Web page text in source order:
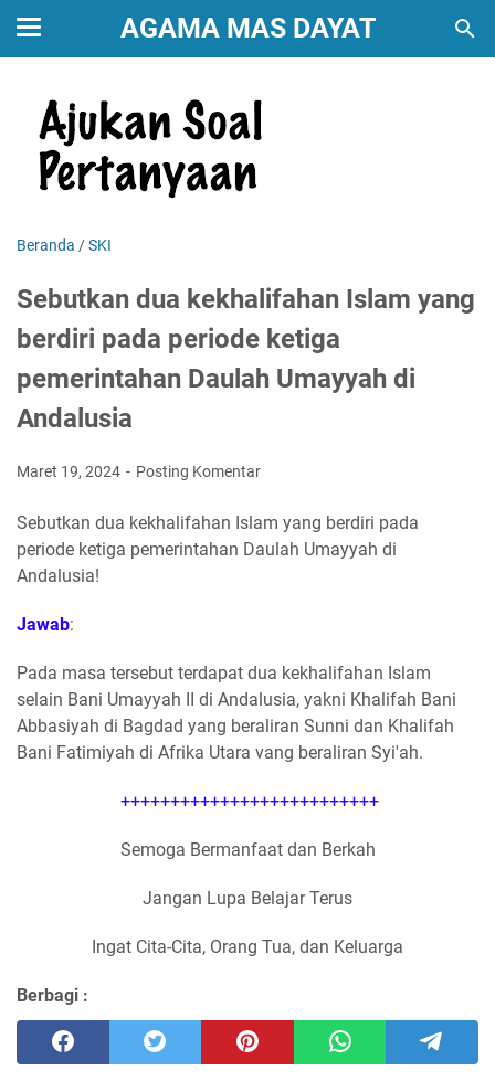
AGAMA MAS DAYAT
Beranda /SKI
Sebutkan dua kekhalifahan Islam yang
berdiri pada periode ketiga
pemerintahan Daulah Umayyah di
Andalusia
Maret 19, 2024 Posting Komentar
Sebutkan dua kekhalifahan Islam yang berdiri pada
periode ketiga pemerintahan Daulah Umayyah di
Andalusia!
Jawab:
Pada masa tersebut terdapat dua kekhalifahan Islam
selain Bani Umayyah II di Andalusia, yakni Khalifah Bani
Abbasiyah di Bagdad yang beraliran Sunni dan Khalifah
Bani Fatimiyah di Afrika Utara vang beraliran Syi'ah.
++++++++++++++++++++++++++
Semoga Bermanfaat dan Berkah
Jangan Lupa Belajar Terus
Ingat Cita-Cita, Orang Tua, dan Keluarga
Berbagi :